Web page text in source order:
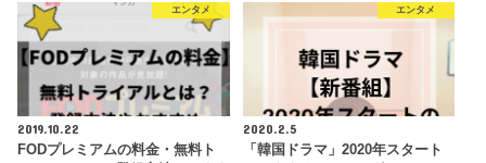
エンタメ
2019.10.22
FODプレミアムの料金・無料ト
エンタメ
2020.2.5
「韓国ドラマ」2020年スタート